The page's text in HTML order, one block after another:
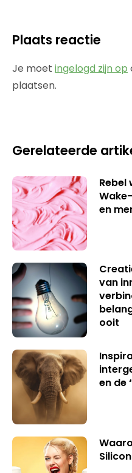
Plaats reactie
Je moet ingelogd zijn op
plaatsen.
Gerelateerde
Rebel
en
van
ooit
en de